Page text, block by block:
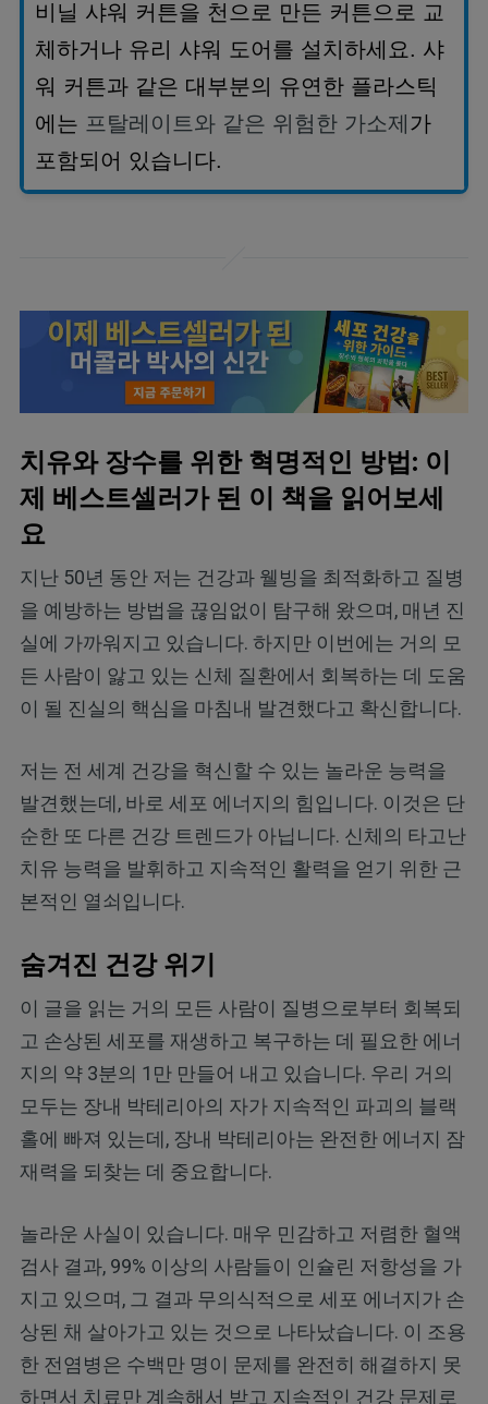
비닐 샤워 커튼을 천으로 만든 커튼으로 교
체하거나 유리 샤워 도어를 설치하세요 . 샤
워 커튼과 같은 대부분의 유연한 플라스틱
에는 프탈레이트와 같은 위험한 가소제 가
포함되어 있습니다.
치유와 장수를 위한 혁명적인 방법: 이
제 베스트셀러가 된 이 책을 읽어보세
요
지난 50년 동안 저는 건강과 웰빙을 최적화하고 질병
을 예방하는 방법을 끊임없이 탐구해 왔으며, 매년 진
실에 가까워지고 있습니다. 하지만 이번에는 거의 모
든 사람이 앓고 있는 신체 질환에서 회복하는 데 도움
이 될 진실의 핵심을 마침내 발견했다고 확신합니다.
저는 전 세계 건강을 혁신할 수 있는 놀라운 능력을
발견했는데, 바로 세포 에너지의 힘입니다. 이것은 단
순한 또 다른 건강 트렌드가 아닙니다. 신체의 타고난
치유 능력을 발휘하고 지속적인 활력을 얻기 위한 근
본적인 열쇠입니다.
숨겨진 건강 위기
이 글을 읽는 거의 모든 사람이 질병으로부터 회복되
고 손상된 세포를 재생하고 복구하는 데 필요한 에너
지의 약 3분의 1만 만들어 내고 있습니다. 우리 거의
모두는 장내 박테리아의 자가 지속적인 파괴의 블랙
홀에 빠져 있는데, 장내 박테리아는 완전한 에너지 잠
재력을 되찾는 데 중요합니다.
놀라운 사실이 있습니다. 매우 민감하고 저렴한 혈액
검사 결과, 99% 이상의 사람들이 인슐린 저항성을 가
지고 있으며, 그 결과 무의식적으로 세포 에너지가 손
상된 채 살아가고 있는 것으로 나타났습니다. 이 조용
한 전염병은 수백만 명이 문제를 완전히 해결하지 못
하면서 치료만 계속해서 받고 지속적인 건강 문제로